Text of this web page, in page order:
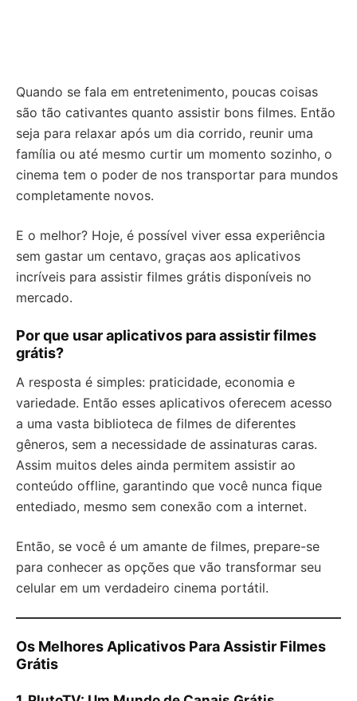
Quando se fala em entretenimento, poucas coisas
são tão cativantes quanto assistir bons filmes. Então
seja para relaxar após um dia corrido, reunir uma
família ou até mesmo curtir um momento sozinho, o
cinema tem o poder de nos transportar para mundos
completamente novos.
E o melhor? Hoje, é possível viver essa experiência
sem gastar um centavo, graças aos aplicativos
incríveis para assistir filmes grátis disponíveis no
mercado.
Por que usar aplicativos para assistir filmes
grátis?
A resposta é simples: praticidade, economia e
variedade. Então esses aplicativos oferecem acesso
a uma vasta biblioteca de filmes de diferentes
gêneros, sem a necessidade de assinaturas caras.
Assim muitos deles ainda permitem assistir ao
conteúdo offline, garantindo que você nunca fique
entediado, mesmo sem conexão com a internet.
Então, se você é um amante de filmes, prepare-se
para conhecer as opções que vão transformar seu
celular em um verdadeiro cinema portátil.
Os Melhores Aplicativos Para Assistir Filmes
Grátis